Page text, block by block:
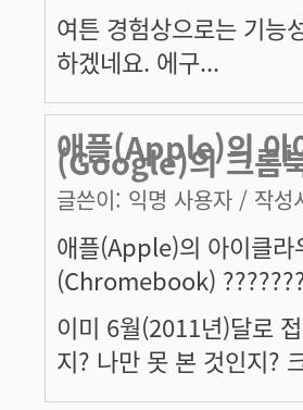
여튼 경험상으로는 기능
하겠네요. 에구...
애플(Apple)의
(Google)의 크롬
글쓴이: 익명 사용자 / 작성
애플(Apple)의 아이클
(Chromebook)
이미 6월(2011년)달로
지? 나만 못 본 것인지?